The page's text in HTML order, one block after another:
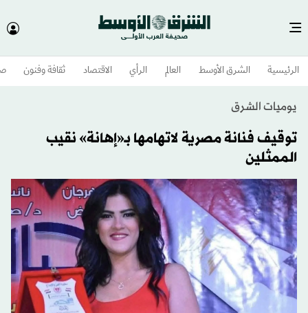
الرئيسية الشرق الأوسط​ العالم الرأي الاقتصاد ثقافة وفنون
يوميات الشرق
توقيف فنانة مصرية لاتهامها بـ«إهانة» نقيب
الممثلين